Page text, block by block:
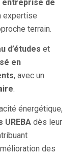
entreprise de
expertise
terrain.
d’études et
en
, avec un
.
énergétique,
dès leur
des